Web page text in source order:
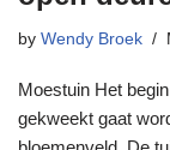
by Wendy Broek
Moestuin Het
gekweekt gaat